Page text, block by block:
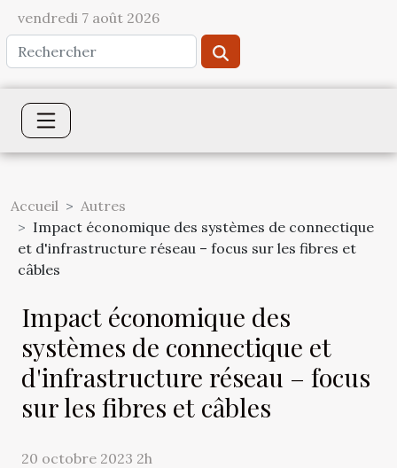
vendredi 7 août 2026
Accueil
Autres
Impact économique des systèmes de connectique
et d'infrastructure réseau – focus sur les fibres et
câbles
Impact économique des
systèmes de connectique et
d'infrastructure réseau – focus
sur les fibres et câbles
20 octobre 2023 2h